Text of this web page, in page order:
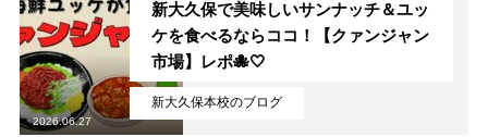
新大久保本校のブログ
新大久保で美味しいサンナッチ＆ユッ
ケを食べるならココ！【クァンジャン
市場】レポ🐙🤍
2026.06.27